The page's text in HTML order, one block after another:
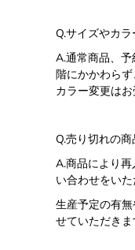
Q.サイズやカラ
A.通常商品、
階にかかわら
カラー変更はお
Q.売り切れの
A.商品により
い合わせをいた
生産予定の有
せていただきま